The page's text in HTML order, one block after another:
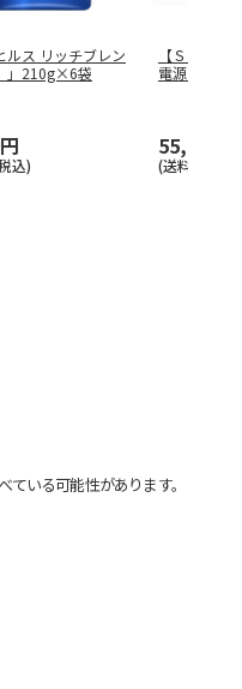
ルス リッチブレン
」210g×6袋
込)
【Ｓｏｌｐ
電源＆ソー
55,000円
(送料別・税
いる可能性があります。